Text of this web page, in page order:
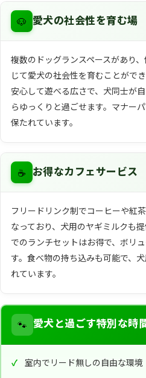
🐶 愛犬の社会性を育む場
複数のドッグランスペースがあり
じて愛犬の社会性を育むことがで
安心して遊べる広さで、犬同士が
らゆっくりと過ごせます。マナー
保たれています。
☕ お得なカフェサービス
フリードリンク制でコーヒーや紅
なっており、犬用のヤギミルクも
でのランチセットはお得で、ボリ
す。食べ物の持ち込みも可能で、
れています。
🐾 愛犬と過ごす特別な時
室内でリード無しの自由な環境